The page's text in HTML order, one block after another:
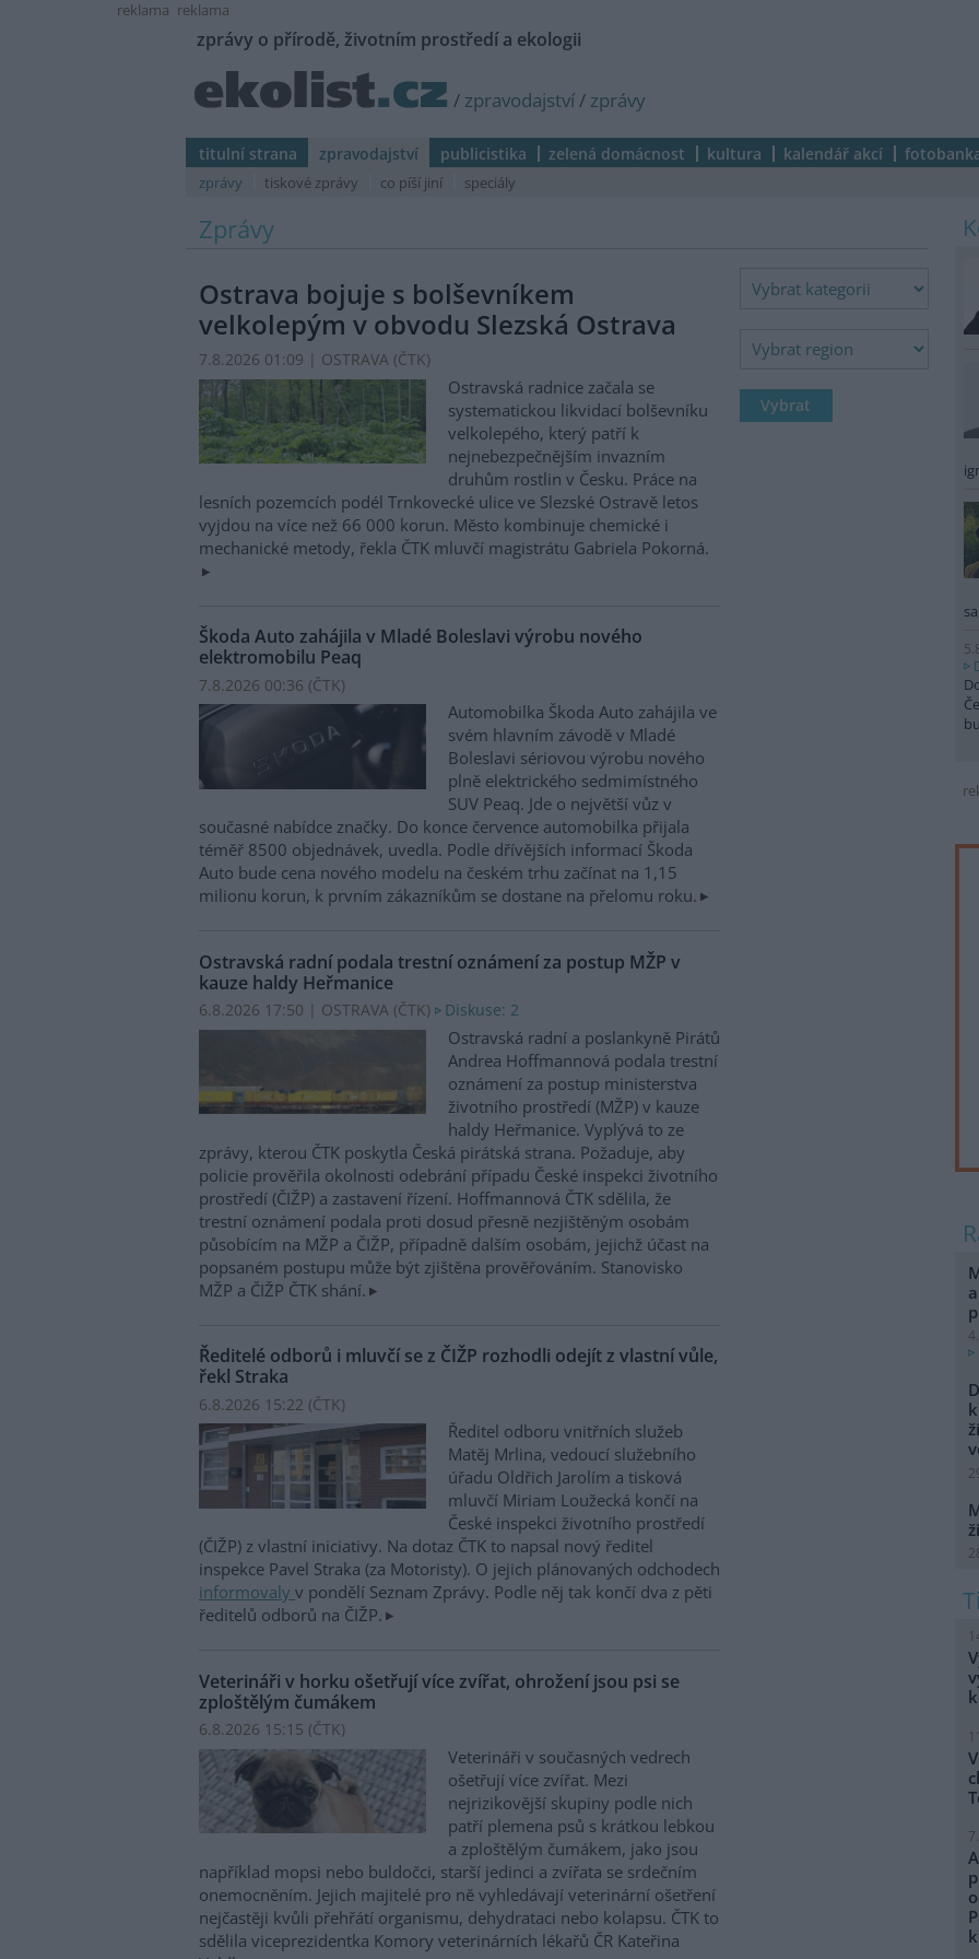
reklama reklama
zprávy o přírodě, životním prostředí a ekologii
/ zpravodajství/ zprávy
titulní strana zpravodajství publicistika zelená domácnost kultura kalendář akcí
zprávy tiskové zprávy co píší jiní speciály
Zprávy
Ostrava bojuje s bolševníkem
velkolepým v obvodu Slezská Ostrava
7.8.2026 01:09 | OSTRAVA (ČTK)
Ostravská radnice začala se
systematickou likvidací bolševníku
velkolepého, který patří k
nejnebezpečnějším invazním
druhům rostlin v Česku. Práce na
lesních pozemcích podél Trnkovecké ulice ve Slezské Ostravě letos
vyjdou na více než 66 000 korun. Město kombinuje chemické i
mechanické metody, řekla ČTK mluvčí magistrátu Gabriela Pokorná.
Škoda Auto zahájila v Mladé Boleslavi výrobu nového
elektromobilu Peaq
7.8.2026 00:36 (ČTK)
Automobilka Škoda Auto zahájila ve
svém hlavním závodě v Mladé
Boleslavi sériovou výrobu nového
plně elektrického sedmimístného
SUV Peaq. Jde o největší vůz v
současné nabídce značky. Do konce července automobilka přijala
téměř 8500 objednávek, uvedla. Podle dřívějších informací Škoda
Auto bude cena nového modelu na českém trhu začínat na 1,15
milionu korun, k prvním zákazníkům se dostane na přelomu roku.
Ostravská radní podala trestní oznámení za postup MŽP v
kauze haldy Heřmanice
6.8.2026 17:50 | OSTRAVA (ČTK) Diskuse: 2
Ostravská radní a poslankyně Pirátů
Andrea Hoffmannová podala trestní
oznámení za postup ministerstva
životního prostředí (MŽP) v kauze
haldy Heřmanice. Vyplývá to ze
zprávy, kterou ČTK poskytla Česká pirátská strana. Požaduje, aby
policie prověřila okolnosti odebrání případu České inspekci životního
prostředí (ČIŽP) a zastavení řízení. Hoffmannová ČTK sdělila, že
trestní oznámení podala proti dosud přesně nezjištěným osobám
působícím na MŽP a ČIŽP, případně dalším osobám, jejichž účast na
popsaném postupu může být zjištěna prověřováním. Stanovisko
MŽP a ČIŽP ČTK shání.
Ředitelé odborů i mluvčí se z ČIŽP rozhodli odejít z vlastní vůle,
řekl Straka
6.8.2026 15:22 (ČTK)
Ředitel odboru vnitřních služeb
Matěj Mrlina, vedoucí služebního
úřadu Oldřich Jarolím a tisková
mluvčí Miriam Loužecká končí na
České inspekci životního prostředí
(ČIŽP) z vlastní iniciativy. Na dotaz ČTK to napsal nový ředitel
inspekce Pavel Straka (za Motoristy). O jejich plánovaných odchodech
informovaly v pondělí Seznam Zprávy. Podle něj tak končí dva z pěti
ředitelů odborů na ČIŽP.
Veterináři v horku ošetřují více zvířat, ohrožení jsou psi se
zploštělým čumákem
6.8.2026 15:15 (ČTK)
Veterináři v současných vedrech
ošetřují více zvířat. Mezi
nejrizikovější skupiny podle nich
patří plemena psů s krátkou lebkou
a zploštělým čumákem, jako jsou
například mopsi nebo buldočci, starší jedinci a zvířata se srdečním
onemocněním. Jejich majitelé pro ně vyhledávají veterinární ošetření
nejčastěji kvůli přehřátí organismu, dehydrataci nebo kolapsu. ČTK to
sdělila viceprezidentka Komory veterinárních lékařů ČR Kateřina